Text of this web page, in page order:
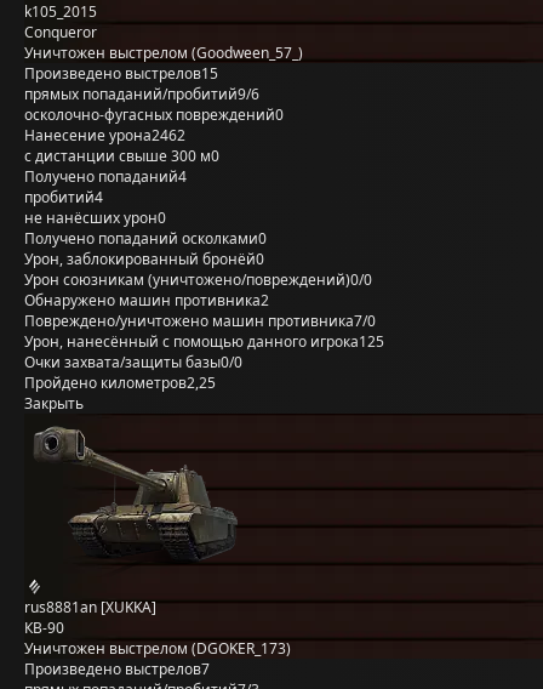
k105_2015
Conqueror
Уничтожен выстрелом (Goodween_57_)
Произведено выстрелов15
прямых попаданий/пробитий9/6
осколочно-фугасных повреждений0
Нанесение урона2462
с дистанции свыше 300 м0
Получено попаданий4
пробитий4
не нанёсших урон0
Получено попаданий осколками0
Урон, заблокированный бронёй0
Урон союзникам (уничтожено/повреждений)0/0
Обнаружено машин противника2
Повреждено/уничтожено машин противника7/0
Урон, нанесённый с помощью данного игрока125
Очки захвата/защиты базы0/0
Пройдено километров2,25
Закрыть
rus8881an [XUKKA]
КВ-90
Уничтожен выстрелом (DGOKER_173)
Произведено выстрелов7